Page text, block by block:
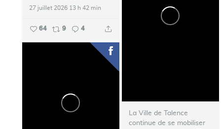
27 juillet 2026 13 h 42 min
64 9 4
La Ville de Talence
continue de se mobiliser